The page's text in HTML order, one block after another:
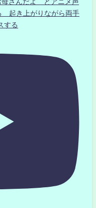
さんだよ とアニメ声
起き上がりながら両手
する